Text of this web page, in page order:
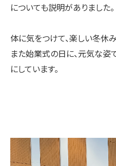
についても説明がありました。
体に気をつけて、楽しい冬休
また始業式の日に、元気な姿
にしています。